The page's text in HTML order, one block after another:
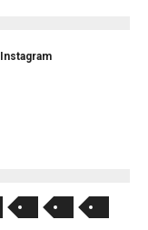
Instagram